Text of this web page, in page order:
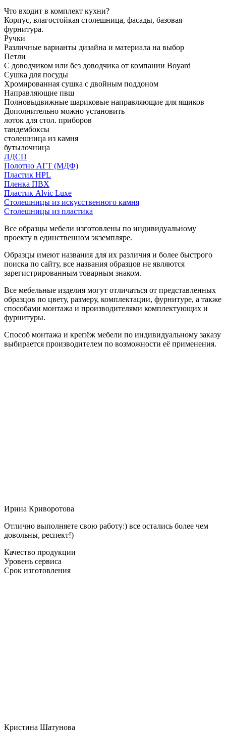
Что входит в комплект кухни?
Корпус, влагостойкая столешница, фасады, базовая
фурнитура.
Ручки
Различные варианты дизайна и материала на выбор
Петли
С доводчиком или без доводчика от компании Boyard
Сушка для посуды
Хромированная сушка с двойным поддоном
Направляющие пвш
Полновыдвижные шариковые направляющие для ящиков
Дополнительно можно установить
лоток для стол. приборов
тандембоксы
столешница из камня
бутылочница
ЛДСП
Полотно АГТ (МДФ)
Пластик HPL
Пленка ПВХ
Пластик Alvic Luxe
Столешницы из искусственного камня
Столешницы из пластика
Все образцы мебели изготовлены по индивидуальному
проекту в единственном экземпляре.
Образцы имеют названия для их различия и более быстрого
поиска по сайту, все названия образцов не являются
зарегистрированным товарным знаком.
Все мебельные изделия могут отличаться от представленных
образцов по цвету, размеру, комплектации, фурнитуре, а также
способами монтажа и производителями комплектующих и
фурнитуры.
Способ монтажа и крепёж мебели по индивидуальному заказу
выбирается производителем по возможности её применения.
Ирина Криворотова
Отлично выполняете свою работу:) все остались более чем
довольны, респект!)
Качество продукции
Уровень сервиса
Срок изготовления
Кристина Шатунова